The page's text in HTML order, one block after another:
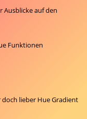
Ausblicke auf den
Funktionen
lieber Hue Gradient